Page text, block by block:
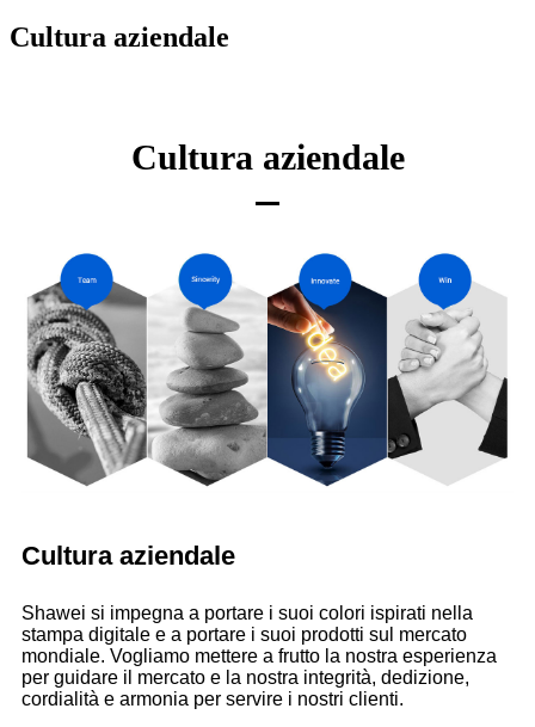
Cultura aziendale
Cultura aziendale
Cultura aziendale
Shawei si impegna a portare i suoi colori ispirati nella
stampa digitale e a portare i suoi prodotti sul mercato
mondiale. Vogliamo mettere a frutto la nostra esperienza
per guidare il mercato e la nostra integrità, dedizione,
cordialità e armonia per servire i nostri clienti.